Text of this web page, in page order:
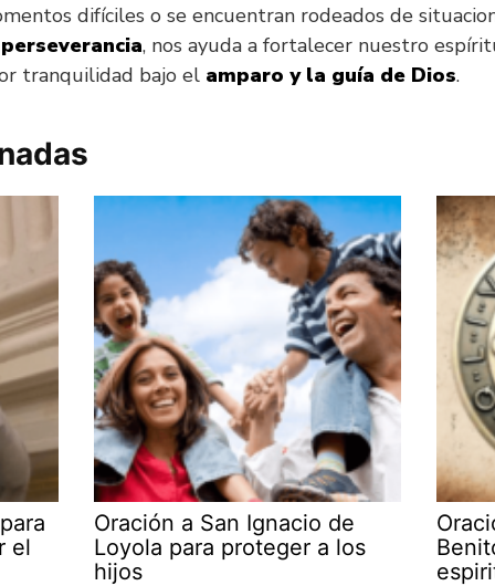
difíciles o se encuentran rodeados de
, nos ayuda a fortalecer nuestro
tranquilidad bajo el amparo y la guía de Dios.
el
Oración a San Ignacio de
Loyola para proteger a los
hijos